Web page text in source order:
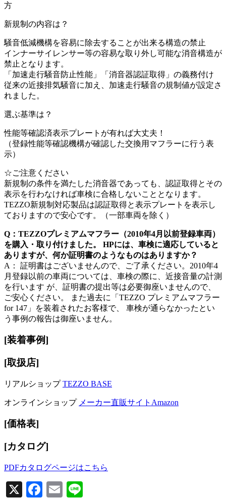
方
新規制の内容は？
騒音低減機構を容易に除去することが出来る構造の禁止
インナーサイレンサー等の容易な取り外し可能な消音構造が
禁止となります。
「加速走行騒音防止性能」「消音器認証取得」の義務付け
従来の近接排気騒音に加え、加速走行騒音の規制値が設定さ
れました。
選ぶ基準は？
性能等確認済表示プレートが有れば大丈夫！
（登録性能等確認機構が確認した交換用マフラーに行う表
示）
☆ご注意ください
新規制の条件を満たした消音器であっても、認証取得とその
表示を行わなければ車検に合格しないこととなります。
TEZZO新規制対応製品は認証取得と表示プレートを表示し
ておりますので安心です。（一部車両を除く）
Q：TEZZOプレミアムマフラー（2010年4月以前登録車両）
を購入・取り付けました。 HPには、車検に適応していると
ありますが、何か証明書のようなものはありますか？
A： 証明書はございませんので、ご了承ください。2010年4
月登録以前の車両については、車検の際に、近接音量の計測
を行います が、証明書の提出等は必要御座いませんので、
ご安心ください。 また過去に「TEZZO プレミアムマフラー
for 147」を装着されたお客様で、 車検が通らなかったとい
う事例の報告は御座いません。
[装着事例]
[取扱店]
リアルショップTEZZO BASE
オンラインショップ メーカー直販サイト Amazon
[価格表]
[カタログ]
PDFカタログページはこちら
X Facebook
Email